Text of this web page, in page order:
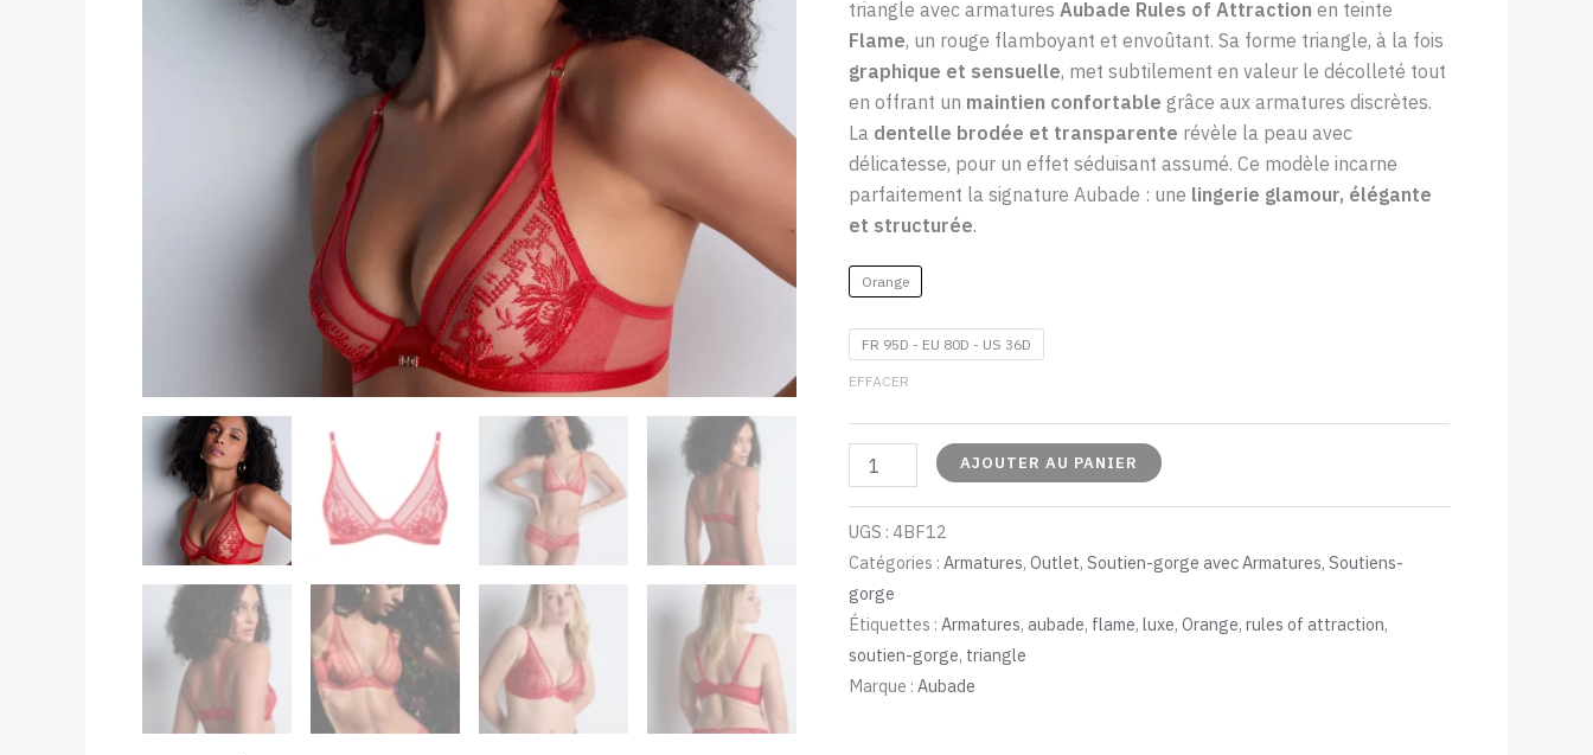
triangle avec armaturesAubade Rules of Attraction en teinte
Flame, un rouge flamboyant et envoûtant. Sa forme triangle, à la fois
graphique et sensuelle, met subtilement en valeur le décolleté tout
en offrant un maintien confortable grâce aux armatures discrètes.
La dentelle brodée et transparente révèle la peau avec
délicatesse, pour un effet séduisant assumé. Ce modèle incarne
parfaitement la signature Aubade : une lingerie glamour, élégante
et structurée.
Orange
FR 95D - EU 80D - US 36D
EFFACER
of
Attraction
–
Flame
AJOUTER AU PANIER
UGS :4BF12
Catégories :Armatures,Outlet,Soutien-gorge avec Armatures,Soutiens-
gorge
Étiquettes :Armatures,aubade, flame,luxe,Orange,rules of attraction,
soutien-gorge, triangle
Marque :Aubade